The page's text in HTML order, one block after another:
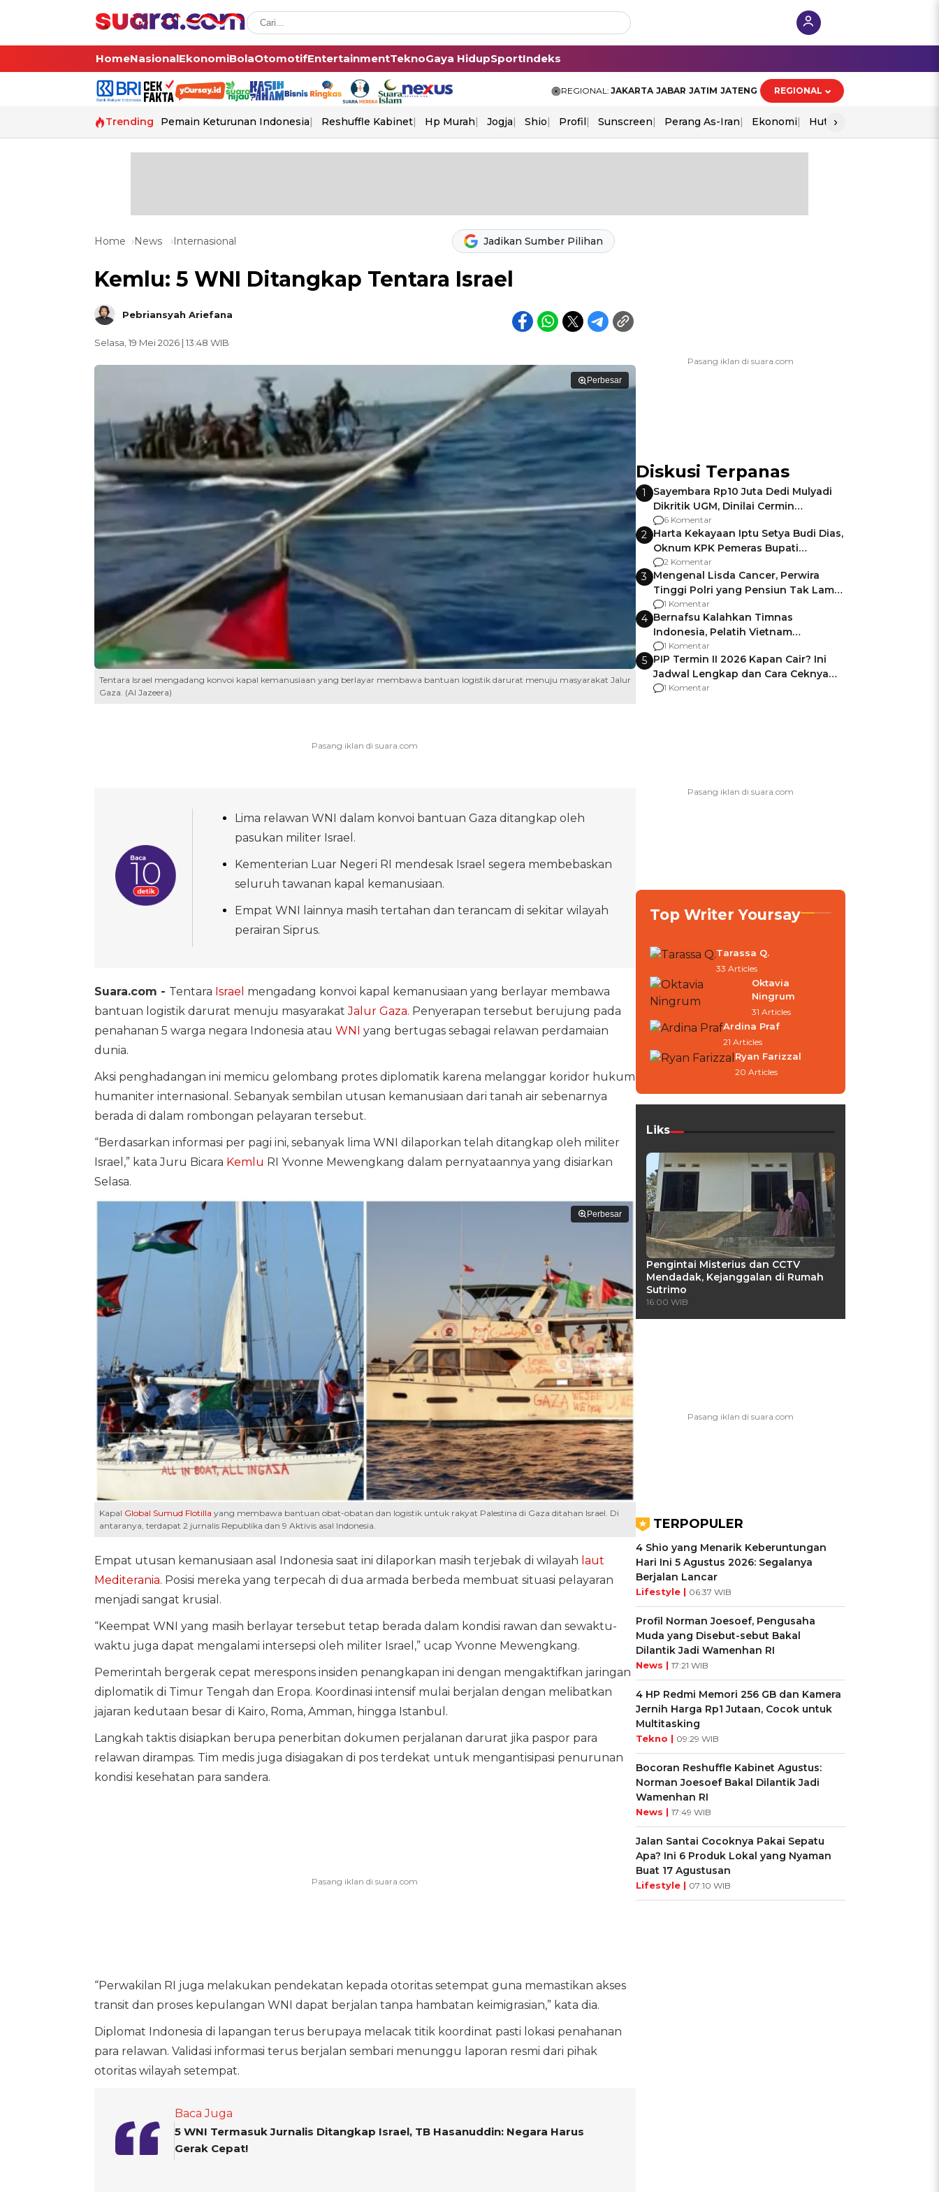
HomeNasionalEkonomiBolaOtomotifEntertainmentTeknoGaya HidupSportIndeks
REGIONAL: JAKARTA JABAR JATIM JATENG REGIONAL
Trending Pemain Keturunan Indonesia Reshuffle Kabinet Hp Murah Jogja Shio Profil Sunscreen Perang As-Iran Ekonomi Hut Ri
›
Home News Internasional Jadikan Sumber Pilihan
Kemlu: 5 WNI Ditangkap Tentara Israel
Pebriansyah Ariefana
Selasa, 19 Mei 2026 | 13:48 WIB
Perbesar
Tentara Israel mengadang konvoi kapal kemanusiaan yang berlayar membawa bantuan logistik darurat menuju masyarakat Jalur
Gaza. (Al Jazeera)
Lima relawan WNI dalam konvoi bantuan Gaza ditangkap oleh
pasukan militer Israel.
Kementerian Luar Negeri RI mendesak Israel segera membebaskan
seluruh tawanan kapal kemanusiaan.
Empat WNI lainnya masih tertahan dan terancam di sekitar wilayah
perairan Siprus.
Suara.com - Tentara Israel mengadang konvoi kapal kemanusiaan yang berlayar membawa
bantuan logistik darurat menuju masyarakatJalur Gaza. Penyerapan tersebut berujung pada
penahanan 5 warga negara Indonesia atau WNI yang bertugas sebagai relawan perdamaian
dunia.
Aksi penghadangan ini memicu gelombang protes diplomatik karena melanggar koridor hukum
humaniter internasional. Sebanyak sembilan utusan kemanusiaan dari tanah air sebenarnya
berada di dalam rombongan pelayaran tersebut.
“Berdasarkan informasi per pagi ini, sebanyak lima WNI dilaporkan telah ditangkap oleh militer
Israel,” kata Juru Bicara Kemlu RI Yvonne Mewengkang dalam pernyataannya yang disiarkan
Selasa.
Perbesar
Kapal Global Sumud Flotilla yang membawa bantuan obat-obatan dan logistik untuk rakyat Palestina di Gaza ditahan Israel. Di
antaranya, terdapat 2 jurnalis Republika dan 9 Aktivis asal Indonesia.
Empat utusan kemanusiaan asal Indonesia saat ini dilaporkan masih terjebak di wilayah laut
Mediterania. Posisi mereka yang terpecah di dua armada berbeda membuat situasi pelayaran
menjadi sangat krusial.
“Keempat WNI yang masih berlayar tersebut tetap berada dalam kondisi rawan dan sewaktu-
waktu juga dapat mengalami intersepsi oleh militer Israel,” ucap Yvonne Mewengkang.
Pemerintah bergerak cepat merespons insiden penangkapan ini dengan mengaktifkan jaringan
diplomatik di Timur Tengah dan Eropa. Koordinasi intensif mulai berjalan dengan melibatkan
jajaran kedutaan besar di Kairo, Roma, Amman, hingga Istanbul.
Langkah taktis disiapkan berupa penerbitan dokumen perjalanan darurat jika paspor para
relawan dirampas. Tim medis juga disiagakan di pos terdekat untuk mengantisipasi penurunan
kondisi kesehatan para sandera.
“Perwakilan RI juga melakukan pendekatan kepada otoritas setempat guna memastikan akses
transit dan proses kepulangan WNI dapat berjalan tanpa hambatan keimigrasian,” kata dia.
Diplomat Indonesia di lapangan terus berupaya melacak titik koordinat pasti lokasi penahanan
para relawan. Validasi informasi terus berjalan sembari menunggu laporan resmi dari pihak
otoritas wilayah setempat.
Baca Juga
5 WNI Termasuk Jurnalis Ditangkap Israel, TB Hasanuddin: Negara Harus
Gerak Cepat!
Diskusi Terpanas
1
Sayembara Rp10 Juta Dedi Mulyadi
Dikritik UGM, Dinilai Cermin
Gagalnya Negara Jamin Keamanan
6 Komentar
2 Harta Kekayaan Iptu Setya Budi Dias,
Oknum KPK Pemeras Bupati
Pemalang
2 Komentar
3 Mengenal Lisda Cancer, Perwira
Tinggi Polri yang Pensiun Tak Lama
Usai Jadi Brigjen
1 Komentar
4 Bernafsu Kalahkan Timnas
Indonesia, Pelatih Vietnam
Berencana Pakai Jimat di Pakansari
1 Komentar
5 PIP Termin II 2026 Kapan Cair? Ini
Jadwal Lengkap dan Cara Ceknya
agar Dana Tidak Hangus!
1 Komentar
Top Writer Yoursay
Tarassa Q.
33 Articles
Oktavia
Ningrum
31 Articles
Ardina Praf
21 Articles
Ryan Farizzal
20 Articles
Liks
Pengintai Misterius dan CCTV
Mendadak, Kejanggalan di Rumah
Sutrimo
16:00 WIB
TERPOPULER
4 Shio yang Menarik Keberuntungan
Hari Ini 5 Agustus 2026: Segalanya
Berjalan Lancar
Lifestyle | 06:37 WIB
Profil Norman Joesoef, Pengusaha
Muda yang Disebut-sebut Bakal
Dilantik Jadi Wamenhan RI
News | 17:21 WIB
4 HP Redmi Memori 256 GB dan Kamera
Jernih Harga Rp1 Jutaan, Cocok untuk
Multitasking
Tekno | 09:29 WIB
Bocoran Reshuffle Kabinet Agustus:
Norman Joesoef Bakal Dilantik Jadi
Wamenhan RI
News | 17:49 WIB
Jalan Santai Cocoknya Pakai Sepatu
Apa? Ini 6 Produk Lokal yang Nyaman
Buat 17 Agustusan
Lifestyle | 07:10 WIB